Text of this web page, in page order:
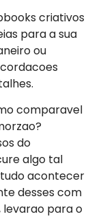
criativos
para a sua
ou
comparavel
do
algo tal
acontecer
desses com
levarao para o